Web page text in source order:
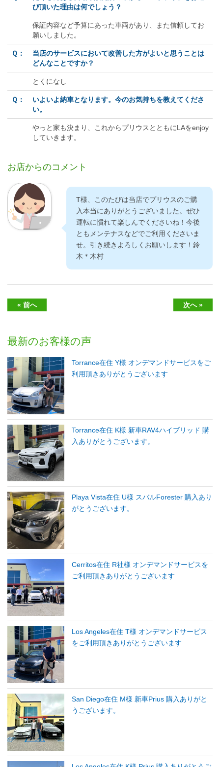
び頂いた理由は何でしょう？
保証内容など予算にあった車両があり、また信頼してお
願いしました。
Ｑ：
当店のサービスにおいて改善した方がよいと思うことは
どんなことですか？
とくになし
Ｑ：
いよいよ納車となります。今のお気持ちを教えてくださ
い。
やっと家も決まり、これからプリウスとともにLAをenjoy
していきます。
お店からのコメント
T様、このたびは当店でプリウスのご購
入本当にありがとうございました。ぜひ
運転に慣れて楽しんでくださいね！今後
ともメンテナスなどでご利用くださいま
せ。引き続きよろしくお願いします！鈴
木＊木村
« 前へ 次へ »
最新のお客様の声
Torrance在住 Y様 オンデマンドサービスをご
利用頂きありがとうございます
Torrance在住 K様 新車RAV4ハイブリッド 購
入ありがとうございます。
Playa Vista在住 U様 スバルForester 購入あり
がとうございます。
Cerritos在住 R社様 オンデマンドサービスを
ご利用頂きありがとうございます
Los Angeles在住 T様 オンデマンドサービス
をご利用頂きありがとうございます
San Diego在住 M様 新車Prius 購入ありがと
うございます。